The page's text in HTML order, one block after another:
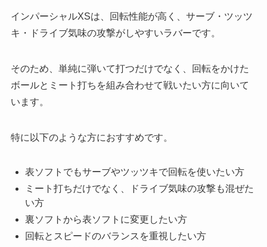
インパーシャルXSは、回転性能が高く、サーブ・ツッツ
キ・ドライブ気味の攻撃がしやすいラバーです。
そのため、単純に弾いて打つだけでなく、回転をかけた
ボールとミート打ちを組み合わせて戦いたい方に向いて
います。
特に以下のような方におすすめです。
表ソフトでもサーブやツッツキで回転を使いたい方
ミート打ちだけでなく、ドライブ気味の攻撃も混ぜた
い方
裏ソフトから表ソフトに変更したい方
回転とスピードのバランスを重視したい方